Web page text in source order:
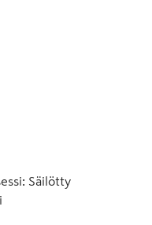
: Säilötty